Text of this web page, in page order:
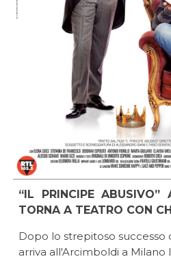
“IL PRINCIPE ABUSIVO”
TORNA A TEATRO CON
Dopo lo strepitoso successo
arriva all'Arcimboldi a Milano